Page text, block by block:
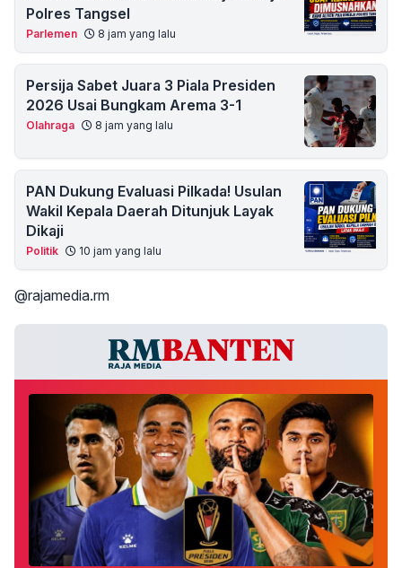
Polres Tangsel
Parlemen 8 jam yang lalu
Persija Sabet Juara 3 Piala Presiden
2026 Usai Bungkam Arema 3-1
Olahraga 8 jam yang lalu
PAN Dukung Evaluasi Pilkada! Usulan
Wakil Kepala Daerah Ditunjuk Layak
Dikaji
Politik 10 jam yang lalu
@rajamedia.rm